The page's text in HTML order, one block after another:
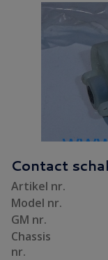
Contact
Artikel nr.
Model nr.
GM nr.
Chassis
nr.